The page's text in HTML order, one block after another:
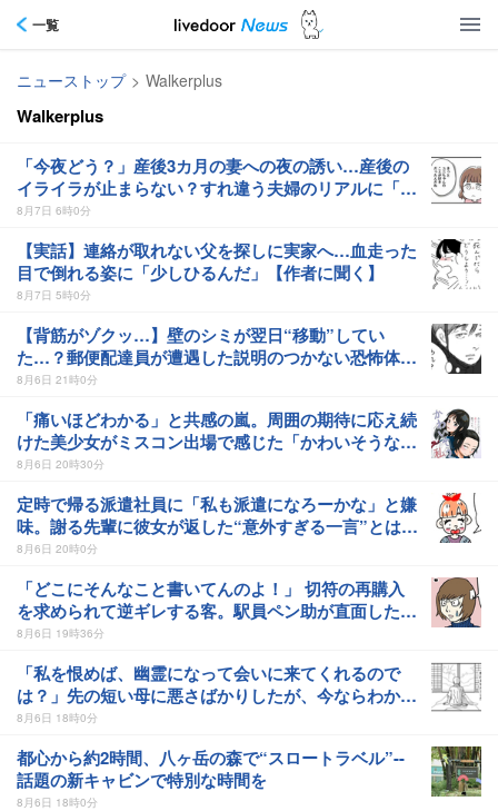
一覧
ニューストップ > Walkerplus
Walkerplus
「今夜どう？」産後3カ月の妻への夜の誘い…産後の
イライラが止まらない？すれ違う夫婦のリアルに「痛
いほどわかる」【作者に聞く】
8月7日 6時0分
【実話】連絡が取れない父を探しに実家へ…血走った
目で倒れる姿に「少しひるんだ」【作者に聞く】
8月7日 5時0分
【背筋がゾクッ…】壁のシミが翌日“移動”してい
た…？郵便配達員が遭遇した説明のつかない恐怖体験
【作者に聞く】
8月6日 21時0分
「痛いほどわかる」と共感の嵐。周囲の期待に応え続
けた美少女がミスコン出場で感じた「かわいそうな私
たち」【作者に聞く】
8月6日 20時30分
定時で帰る派遣社員に「私も派遣になろーかな」と嫌
味。謝る先輩に彼女が返した“意外すぎる一言”とは
【作者に聞く】
8月6日 20時0分
「どこにそんなこと書いてんのよ！」 切符の再購入
を求められて逆ギレする客。駅員ペン助が直面した理
不尽な現場【作者に聞く】
8月6日 19時36分
「私を恨めば、幽霊になって会いに来てくれるので
は？」先の短い母に悪さばかりしたが、今ならわかる
幽霊が現れなかった理由に涙／郵便屋が集めた奇談
8月6日 18時0分
都心から約2時間、八ヶ岳の森で“スロートラベル”--
話題の新キャビンで特別な時間を
8月6日 18時0分